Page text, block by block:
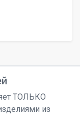
ТОЛЬКО
из